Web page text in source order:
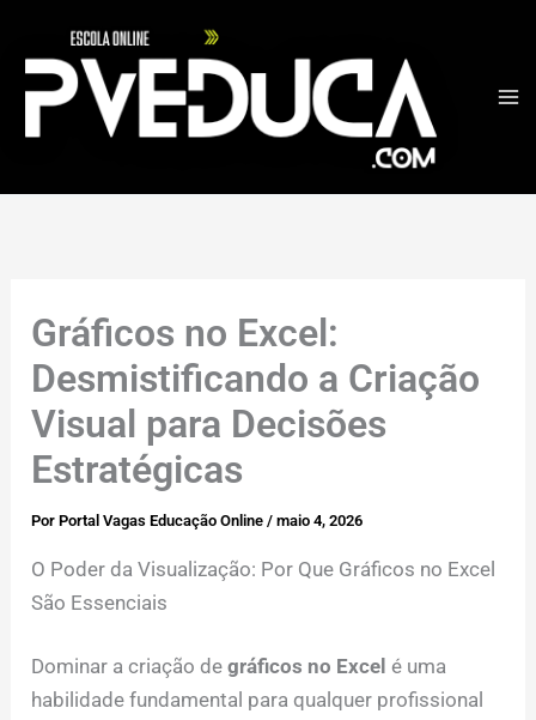
Gráficos no Excel:
Desmistificando a Criação
Visual para Decisões
Estratégicas
PorPortal Vagas Educação Online/maio 4, 2026
O Poder da Visualização: Por Que Gráficos no Excel
São Essenciais
Dominar a criação degráficos no Excel é uma
habilidade fundamental para qualquer profissional